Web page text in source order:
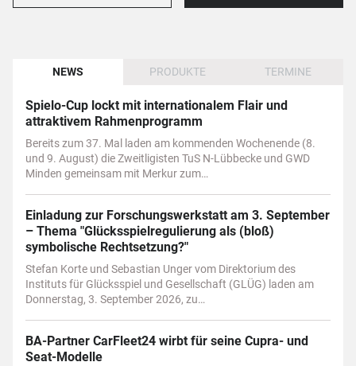
NEWS PRODUKTE TERMINE
Spielo-Cup lockt mit internationalem Flair und
attraktivem Rahmenprogramm
Bereits zum 37. Mal laden am kommenden Wochenende (8.
und 9. August) die Zweitligisten TuS N-Lübbecke und GWD
Minden gemeinsam mit Merkur zum…
Einladung zur Forschungswerkstatt am 3. September
– Thema "Glücksspielregulierung als (bloß)
symbolische Rechtsetzung?"
Stefan Korte und Sebastian Unger vom Direktorium des
Instituts für Glücksspiel und Gesellschaft (GLÜG) laden am
Donnerstag, 3. September 2026, zu…
BA-Partner CarFleet24 wirbt für seine Cupra- und
Seat-Modelle